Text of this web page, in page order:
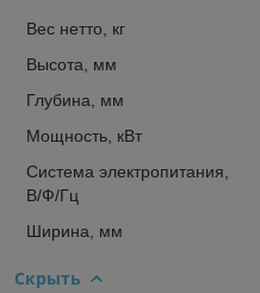
Вес нетто, кг
Высота, мм
Глубина, мм
Мощность, кВт
Система электропитания,
В/Ф/Гц
Ширина, мм
Скрыть